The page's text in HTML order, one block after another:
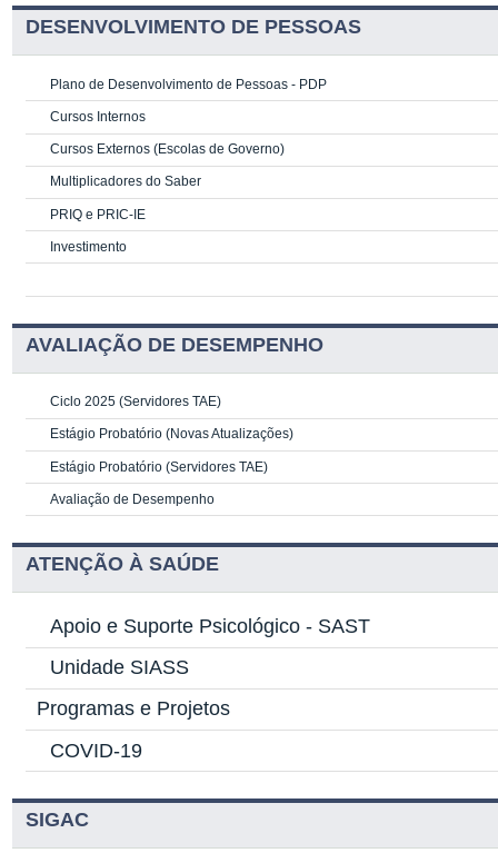
DESENVOLVIMENTO DE PESSOAS
Plano de Desenvolvimento de Pessoas - PDP
Cursos Internos
Cursos Externos (Escolas de Governo)
Multiplicadores do Saber
PRIQ e PRIC-IE
Investimento
AVALIAÇÃO DE DESEMPENHO
Ciclo 2025 (Servidores TAE)
Estágio Probatório (Novas Atualizações)
Estágio Probatório (Servidores TAE)
Avaliação de Desempenho
ATENÇÃO À SAÚDE
Apoio e Suporte Psicológico - SAST
Unidade SIASS
Programas e Projetos
COVID-19
SIGAC